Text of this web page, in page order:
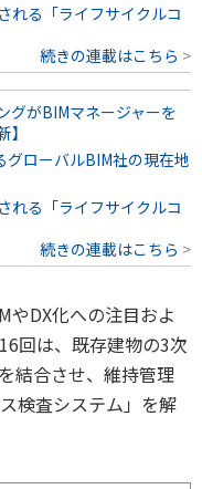
れる「ライフサイクルコ
続きの連載はこちら
グがBIMマネージャーを
グローバルBIM社の現在地
れる「ライフサイクルコ
続きの連載はこちら
やDX化への注目およ
回は、既存建物の3次
結合させ、維持管理
検査システム」を解